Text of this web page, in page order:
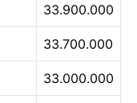
33.900.000
33.700.000
33.000.000